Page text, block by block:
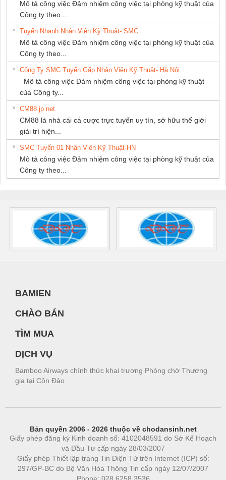
Mô tả công việc Đảm nhiệm công việc tại phòng kỹ thuật của
Công ty theo...
Tuyển Nhanh Nhân Viên Kỹ Thuật- SMC
Mô tả công việc Đảm nhiệm công việc tại phòng kỹ thuật của
Công ty theo...
Công Ty SMC Tuyển Gấp Nhân Viên Kỹ Thuật- Hà Nội
Mô tả công việc Đảm nhiệm công việc tại phòng kỹ thuật
của Công ty...
CM88 jp net
CM88 là nhà cái cá cược trực tuyến uy tín, sở hữu thế giới
giải trí hiện...
SMC Tuyển 01 Nhân Viên Kỹ Thuật-HN
Mô tả công việc Đảm nhiệm công việc tại phòng kỹ thuật của
Công ty theo...
BAMIEN
CHÀO BÁN
TÌM MUA
DỊCH VỤ
Bamboo Airways chính thức khai trương Phòng chờ Thương
gia tại Côn Đảo
Bản quyền 2006 - 2026 thuộc về chodansinh.net
Giấy phép đăng ký Kinh doanh số: 4102048591 do Sở Kế Hoạch
và Đầu Tư cấp ngày 28/03/2007
Giấy phép Thiết lập trang Tin Điện Tử trên Internet (ICP) số:
297/GP-BC do Bộ Văn Hóa Thông Tin cấp ngày 12/07/2007
Phone: 028.6258.3536